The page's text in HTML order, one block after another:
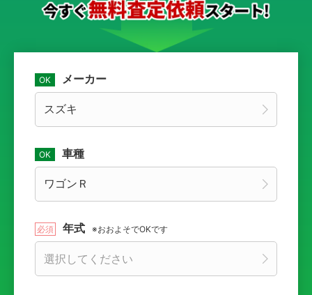
メーカー
車種
年式 ※おおよそでOKです